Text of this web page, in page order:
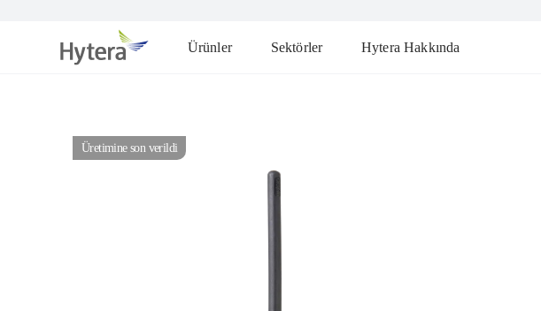
Ürünler Sektörler Hytera Hakkında
Üretimine son verildi